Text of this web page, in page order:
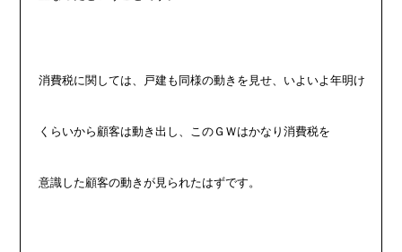
消費税に関しては、戸建も同様の動きを見せ、いよいよ年明け
くらいから顧客は動き出し、このＧＷはかなり消費税を
意識した顧客の動きが見られたはずです。